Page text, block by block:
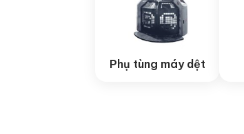
Phụ tùng máy dệt